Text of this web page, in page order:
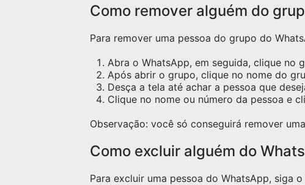
Como remover alguém do
Para remover uma pessoa do grupo do
Abra o WhatsApp, em seguida, clique no
Após abrir o grupo, clique no nome do
Desça a tela até achar a pessoa que
Clique no nome ou número da pessoa e
Observação: você só conseguirá remover
Como excluir alguém do
Para excluir uma pessoa do WhatsApp, siga